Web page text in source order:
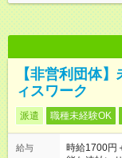
【非営利団体
ィスワーク
派遣 職種未経験OK
給与
時給1700